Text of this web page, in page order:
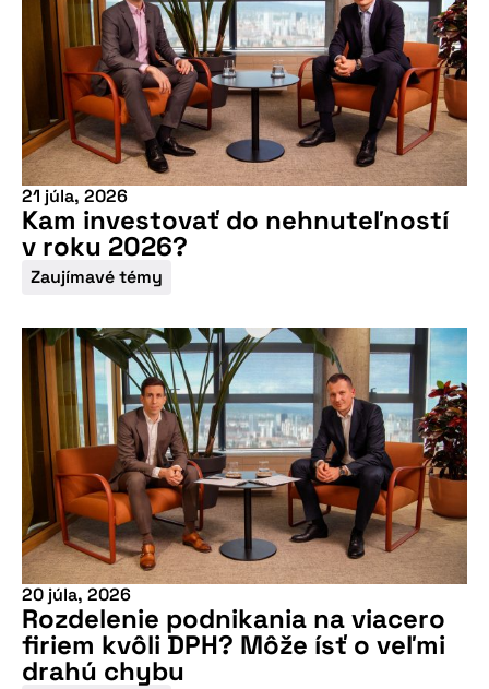
21 júla, 2026
Kam investovať do nehnuteľností
v roku 2026?
Zaujímavé témy
20 júla, 2026
Rozdelenie podnikania na viacero
firiem kvôli DPH? Môže ísť o veľmi
drahú chybu